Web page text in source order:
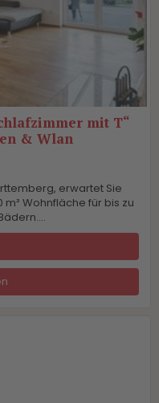
mit T“
& Wlan
erwartet Sie
Wohnfläche für bis zu